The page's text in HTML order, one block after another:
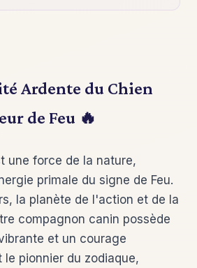
Ardente du Chien
de Feu 🔥
une force de la nature,
primale du signe de Feu.
la planète de l'action et de la
compagnon canin possède
et un courage
le pionnier du zodiaque,